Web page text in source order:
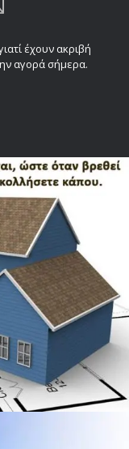
έχουν ακριβή
αγορά σήμερα.